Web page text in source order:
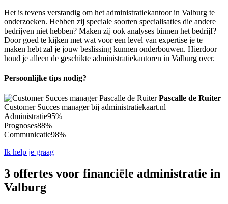
Het is tevens verstandig om het administratiekantoor in Valburg te
onderzoeken. Hebben zij speciale soorten specialisaties die andere
bedrijven niet hebben? Maken zij ook analyses binnen het bedrijf?
Door goed te kijken met wat voor een level van expertise je te
maken hebt zal je jouw beslissing kunnen onderbouwen. Hierdoor
houd je alleen de geschikte administratiekantoren in Valburg over.
Persoonlijke tips nodig?
Pascalle de Ruiter
Customer Succes manager bij administratiekaart.nl
Administratie95%
Prognoses88%
Communicatie98%
Ik help je graag
3 offertes voor financiële administratie in
Valburg